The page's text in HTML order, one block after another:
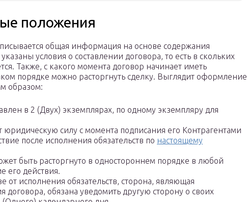
положения
общая информация на основе содержания
условия о составлении договора, то есть в скольких
Также, с какого момента договор начинает иметь
порядке можно расторгнуть сделку. Выглядит оформление
образом:
в 2 (Двух) экземплярах, по одному экземпляру для
силу с момента подписания его Контрагентами
после исполнения обязательств по настоящему
быть расторгнуто в одностороннем порядке в любой
его действия.
от исполнения обязательств, сторона, являющая
договора, обязана уведомить другую сторону о своих